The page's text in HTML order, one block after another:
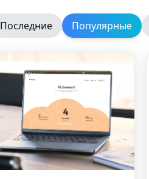
Последние Популярные